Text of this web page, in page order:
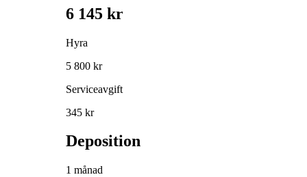
6 145 kr
Hyra
5 800 kr
Serviceavgift
345 kr
Deposition
1 månad